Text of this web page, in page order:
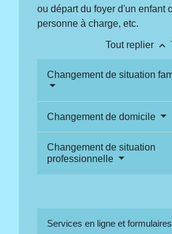
ou départ du foyer d'un enfant
personne à charge, etc.
Tout replier keyboard_arrow_up
Changement de situation
Changement de domicile
Changement de situation
professionnelle
Services en ligne et formulaires